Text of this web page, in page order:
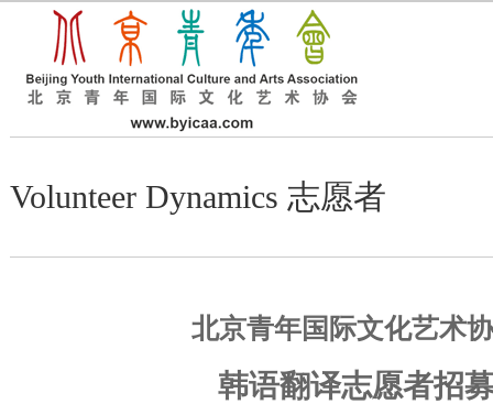
Volunteer Dynamics 志愿者
北京青年国际文化艺术
韩语翻译志愿者招